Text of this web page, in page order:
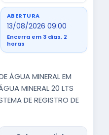
ABERTURA
13/08/2026 09:00
Encerra em 3 dias, 2
horas
ÁGUA MINERAL EM
MINERAL 20 LTS
DE REGISTRO DE